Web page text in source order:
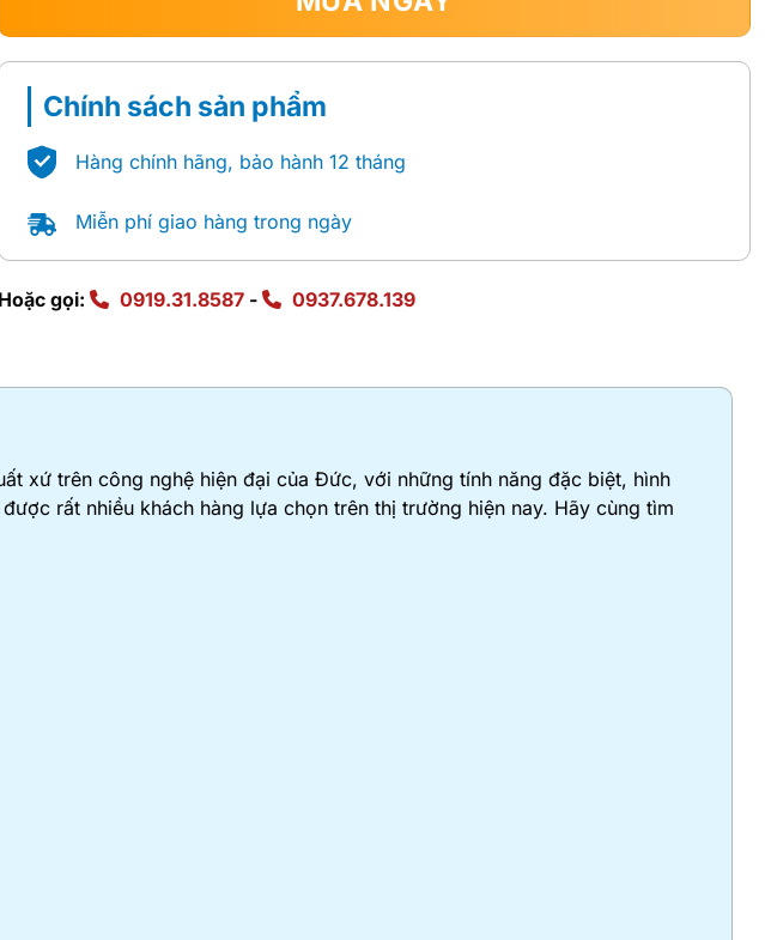
Chính sách sản phẩm
Hàng chính hãng, bảo hành 12 tháng
Miễn phí giao hàng trong ngày
Hoặc gọi: 0919.31.8587 - 0937.678.139
xứ trên công nghệ hiện đại của Đức, với những tính năng đặc biệt, hình
rất nhiều khách hàng lựa chọn trên thị trường hiện nay. Hãy cùng tìm